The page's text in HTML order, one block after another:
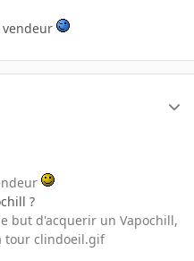
?
but d'acquerir un Vapochill,
tour clindoeil.gif